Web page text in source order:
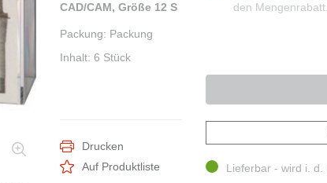
den Mengenrabatt.
CAD/CAM, Größe 12 S
Packung: Packung
Inhalt: 6 Stück
Drucken
Auf Produktliste
Lieferbar - wird i.